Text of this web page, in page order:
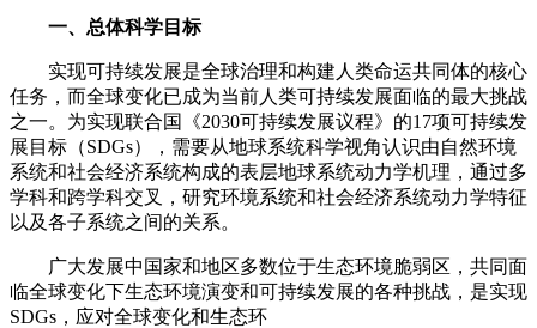
一、 总体科学目标
实现可持续发展是全球治理和构建人类命运共同体的核心
任务，而全球变化已成为当前人类可持续发展面临的最大挑战
之一。为实现联合国《2030可持续发展议程》的17项可持续发
展目标（SDGs），需要从地球系统科学视角认识由自然环境
系统和社会经济系统构成的表层地球系统动力学机理，通过多
学科和跨学科交叉，研究环境系统和社会经济系统动力学特征
以及各子系统之间的关系。
广大发展中国家和地区多数位于生态环境脆弱区，共同面
临全球变化下生态环境演变和可持续发展的各种挑战，是实现
SDGs，应对全球变化和生态环